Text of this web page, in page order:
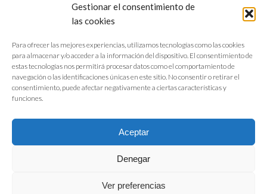
Gestionar el consentimiento de
las cookies
Para ofrecer las mejores experiencias, utilizamos tecnologías como las cookies
para almacenar y/o acceder a la información del dispositivo. El consentimiento de
estas tecnologías nos permitirá procesar datos como el comportamiento de
navegación o las identificaciones únicas en este sitio. No consentir o retirar el
consentimiento, puede afectar negativamente a ciertas características y
funciones.
Aceptar
Denegar
Ver preferencias
FIAB Federación Española de Industrias de la Alimentación y Bebidas